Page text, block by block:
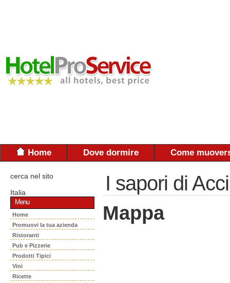
Home Dove dormire Come
cerca nel sito
Italia
Menu
Home
Promuovi la tua azienda
Ristoranti
Pub e Pizzerie
Prodotti Tipici
Vini
Ricette
I sapori di
Mappa